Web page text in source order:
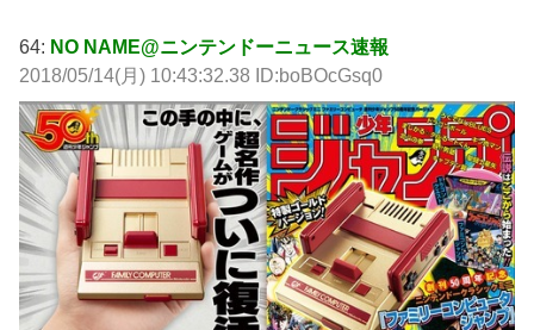
64: NO NAME@ニンテンドーニュース速報
2018/05/14(月) 10:43:32.38 ID:boBOcGsq0